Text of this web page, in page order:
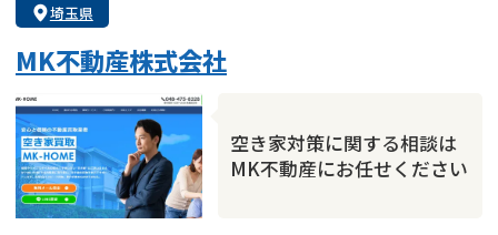
埼玉県
MK不動産株式会社
空き家対策に関する相談は
MK不動産にお任せください